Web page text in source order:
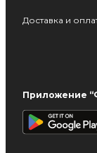
Доставка и
Приложение